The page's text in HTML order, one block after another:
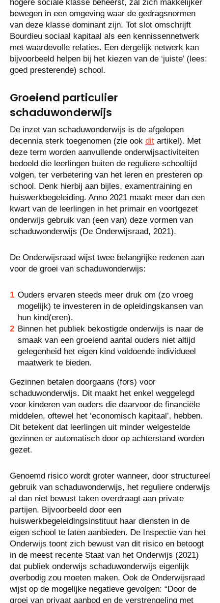
hogere sociale klasse beheerst, zal zich makkelijker
bewegen in een omgeving waar de gedragsnormen
van deze klasse dominant zijn. Tot slot omschrijft
Bourdieu sociaal kapitaal als een kennissennetwerk
met waardevolle relaties. Een dergelijk netwerk kan
bijvoorbeeld helpen bij het kiezen van de ‘juiste’ (lees:
goed presterende) school.
Groeiend particulier
schaduwonderwijs
De inzet van schaduwonderwijs is de afgelopen
decennia sterk toegenomen (zie ook dit artikel). Met
deze term worden aanvullende onderwijsactiviteiten
bedoeld die leerlingen buiten de reguliere schooltijd
volgen, ter verbetering van het leren en presteren op
school. Denk hierbij aan bijles, examentraining en
huiswerkbegeleiding. Anno 2021 maakt meer dan een
kwart van de leerlingen in het primair en voortgezet
onderwijs gebruik van (een van) deze vormen van
schaduwonderwijs (De Onderwijsraad, 2021).
De Onderwijsraad wijst twee belangrijke redenen aan
voor de groei van schaduwonderwijs:
Ouders ervaren steeds meer druk om (zo vroeg
mogelijk) te investeren in de opleidingskansen van
hun kind(eren).
Binnen het publiek bekostigde onderwijs is naar de
smaak van een groeiend aantal ouders niet altijd
gelegenheid het eigen kind voldoende individueel
maatwerk te bieden.
Gezinnen betalen doorgaans (fors) voor
schaduwonderwijs. Dit maakt het enkel weggelegd
voor kinderen van ouders die daarvoor de financiële
middelen, oftewel het ‘economisch kapitaal’, hebben.
Dit betekent dat leerlingen uit minder welgestelde
gezinnen er automatisch door op achterstand worden
gezet.
Genoemd risico wordt groter wanneer, door structureel
gebruik van schaduwonderwijs, het reguliere onderwijs
al dan niet bewust taken overdraagt aan private
partijen. Bijvoorbeeld door een
huiswerkbegeleidingsinstituut haar diensten in de
eigen school te laten aanbieden. De Inspectie van het
Onderwijs toont zich bewust van dit risico en betoogt
in de meest recente Staat van het Onderwijs (2021)
dat publiek onderwijs schaduwonderwijs eigenlijk
overbodig zou moeten maken. Ook de Onderwijsraad
wijst op de mogelijke negatieve gevolgen: “Door de
groei van privaat aanbod en de verstrengeling met